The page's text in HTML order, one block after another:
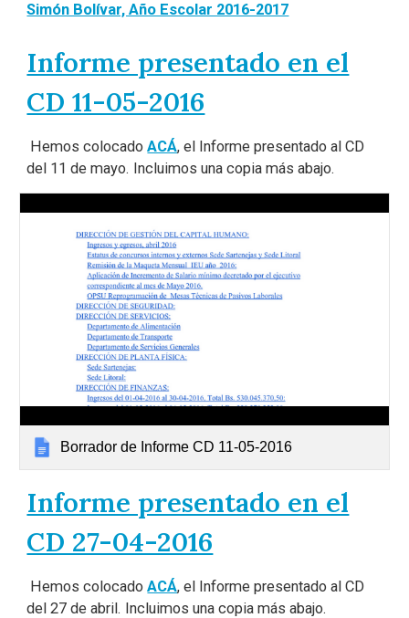
Simón Bolívar, Año Escolar 2016-2017
Informe presentado en el
CD 11-05-2016
Hemos colocadoACÁ, el Informe presentado al CD
del 11 de mayo. Incluimos una copia más abajo.
Borrador de Informe CD 11-05-2016
Informe presentado en el
CD 27-04-2016
Hemos colocadoACÁ, el Informe presentado al CD
del 27 de abril. Incluimos una copia más abajo.